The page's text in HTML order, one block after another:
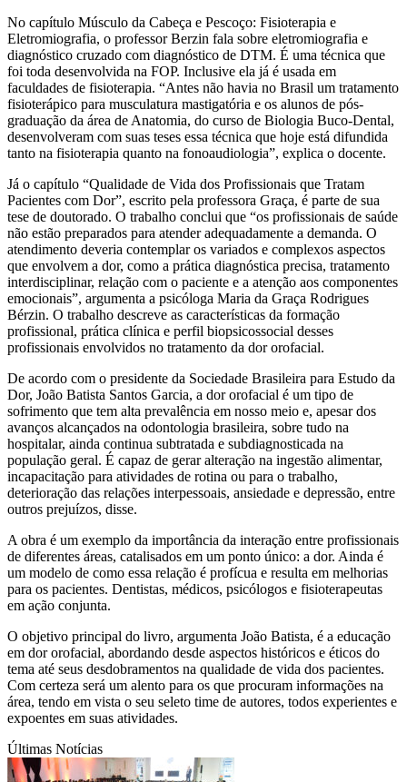
No capítulo Músculo da Cabeça e Pescoço: Fisioterapia e
Eletromiografia, o professor Berzin fala sobre eletromiografia e
diagnóstico cruzado com diagnóstico de DTM. É uma técnica que
foi toda desenvolvida na FOP. Inclusive ela já é usada em
faculdades de fisioterapia. “Antes não havia no Brasil um tratamento
fisioterápico para musculatura mastigatória e os alunos de pós-
graduação da área de Anatomia, do curso de Biologia Buco-Dental,
desenvolveram com suas teses essa técnica que hoje está difundida
tanto na fisioterapia quanto na fonoaudiologia”, explica o docente.
Já o capítulo “Qualidade de Vida dos Profissionais que Tratam
Pacientes com Dor”, escrito pela professora Graça, é parte de sua
tese de doutorado. O trabalho conclui que “os profissionais de saúde
não estão preparados para atender adequadamente a demanda. O
atendimento deveria contemplar os variados e complexos aspectos
que envolvem a dor, como a prática diagnóstica precisa, tratamento
interdisciplinar, relação com o paciente e a atenção aos componentes
emocionais”, argumenta a psicóloga Maria da Graça Rodrigues
Bérzin. O trabalho descreve as características da formação
profissional, prática clínica e perfil biopsicossocial desses
profissionais envolvidos no tratamento da dor orofacial.
De acordo com o presidente da Sociedade Brasileira para Estudo da
Dor, João Batista Santos Garcia, a dor orofacial é um tipo de
sofrimento que tem alta prevalência em nosso meio e, apesar dos
avanços alcançados na odontologia brasileira, sobre tudo na
hospitalar, ainda continua subtratada e subdiagnosticada na
população geral. É capaz de gerar alteração na ingestão alimentar,
incapacitação para atividades de rotina ou para o trabalho,
deterioração das relações interpessoais, ansiedade e depressão, entre
outros prejuízos, disse.
A obra é um exemplo da importância da interação entre profissionais
de diferentes áreas, catalisados em um ponto único: a dor. Ainda é
um modelo de como essa relação é profícua e resulta em melhorias
para os pacientes. Dentistas, médicos, psicólogos e fisioterapeutas
em ação conjunta.
O objetivo principal do livro, argumenta João Batista, é a educação
em dor orofacial, abordando desde aspectos históricos e éticos do
tema até seus desdobramentos na qualidade de vida dos pacientes.
Com certeza será um alento para os que procuram informações na
área, tendo em vista o seu seleto time de autores, todos experientes e
expoentes em suas atividades.
Últimas Notícias